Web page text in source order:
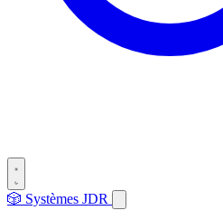
🎲 Systèmes JDR